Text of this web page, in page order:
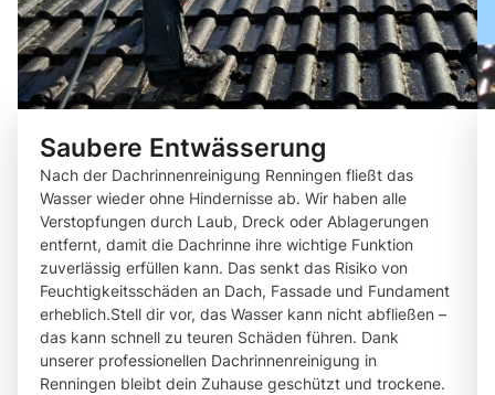
Saubere Entwässerung
Nach der Dachrinnenreinigung Renningen fließt das
Wasser wieder ohne Hindernisse ab. Wir haben alle
Verstopfungen durch Laub, Dreck oder Ablagerungen
entfernt, damit die Dachrinne ihre wichtige Funktion
zuverlässig erfüllen kann. Das senkt das Risiko von
Feuchtigkeitsschäden an Dach, Fassade und Fundament
erheblich.Stell dir vor, das Wasser kann nicht abfließen –
das kann schnell zu teuren Schäden führen. Dank
unserer professionellen Dachrinnenreinigung in
Renningen bleibt dein Zuhause geschützt und trockene.